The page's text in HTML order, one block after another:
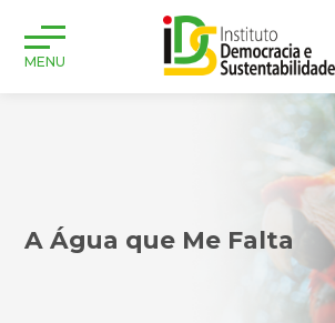
MENU
A Água que Me Falta